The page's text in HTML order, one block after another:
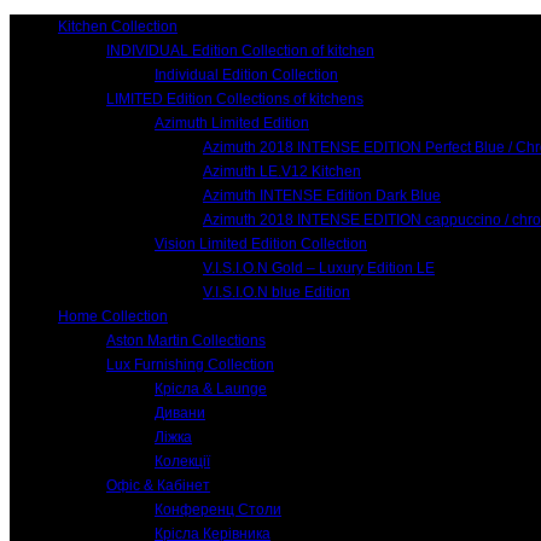
Kitchen Collection
INDIVIDUAL Edition Collection of kitchen
Individual Edition Collection
LIMITED Edition Collections of kitchens
Azimuth Limited Edition
Azimuth 2018 INTENSE EDITION Perfect Blue /
Azimuth LE.V12 Kitchen
Azimuth INTENSE Edition Dark Blue
Azimuth 2018 INTENSE EDITION cappuccino /
Vision Limited Edition Collection
V.I.S.I.O.N Gold – Luxury Edition LE
V.I.S.I.O.N blue Edition
Home Collection
Aston Martin Collections
Lux Furnishing Collection
Крісла & Launge
Дивани
Ліжка
Колекції
Офіс & Кабінет
Конференц Столи
Крісла Керівника